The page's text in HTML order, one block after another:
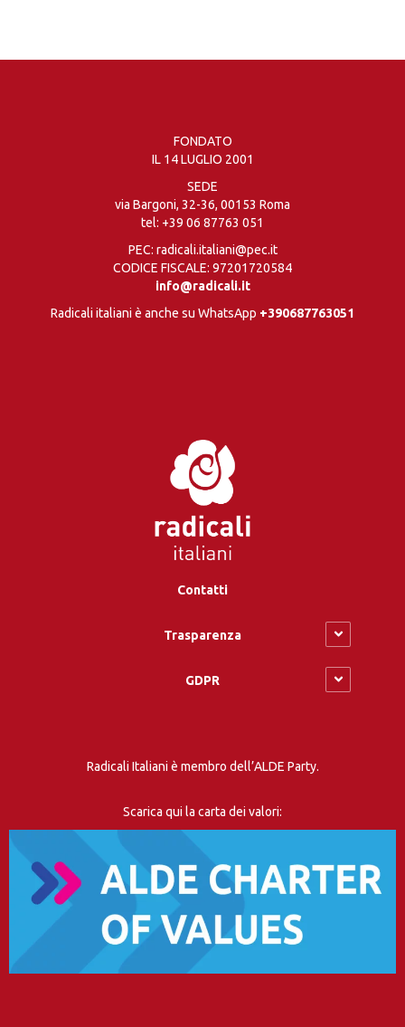
FONDATO
IL 14 LUGLIO 2001
SEDE
via Bargoni, 32-36, 00153 Roma
tel: +39 06 87763 051
PEC: radicali.italiani@pec.it
CODICE FISCALE: 97201720584
info@radicali.it
Radicali italiani è anche su WhatsApp +390687763051
Contatti
Trasparenza
GDPR
Radicali Italiani è membro dell’ALDE Party.
Scarica qui la carta dei valori: